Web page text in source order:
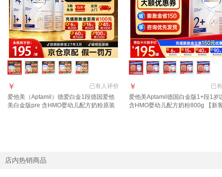
已有人评价
￥
爱他美（Aptamil）德爱白金1段德国爱他
美白金版pre 含HMO婴幼儿配方奶粉原装
已有
￥
爱他美Aptamil德国白金版1+段1岁
含HMO婴幼儿配方奶粉800g 【新
店内热销商品